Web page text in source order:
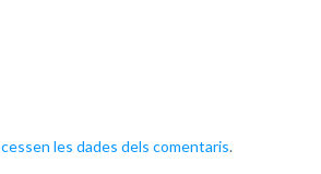
les dades dels comentaris.